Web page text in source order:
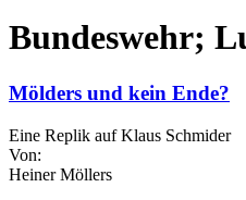
Bundeswehr;
Mölders und kein Ende?
Eine Replik auf Klaus Schmider
Von:
Heiner Möllers